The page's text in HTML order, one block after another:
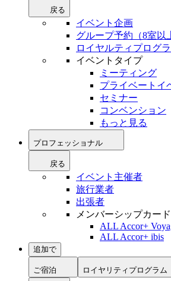
戻る
イベント企画
グループ予約（8室以
ロイヤルティプログ
イベントタイプ
ミーティング
プライベートイ
セミナー
コンベンション
もっと見る
プロフェッショナル
戻る
イベント主催者
旅行業者
出張者
メンバーシップカード
ALL Accor+
ALL Accor+ ibis
追加で
ご宿泊 ロイヤリティプログラム